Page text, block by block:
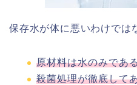
保存水が体に悪いわけでは
原材料は水のみであ
殺菌処理が徹底して